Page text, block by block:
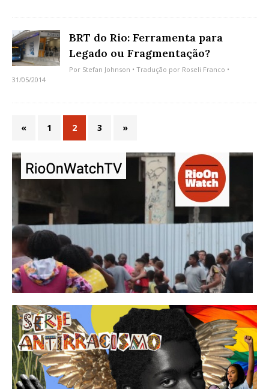
BRT do Rio: Ferramenta para
Legado ou Fragmentação?
Por Stefan Johnson • Tradução por Roseli Franco •
31/05/2014
« 1 2 3 »